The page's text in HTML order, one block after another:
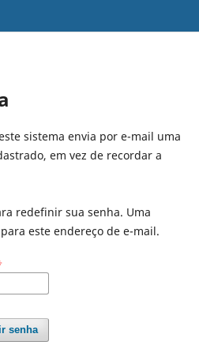
sistema envia por e-mail uma
em vez de recordar a
redefinir sua senha. Uma
este endereço de e-mail.
senha